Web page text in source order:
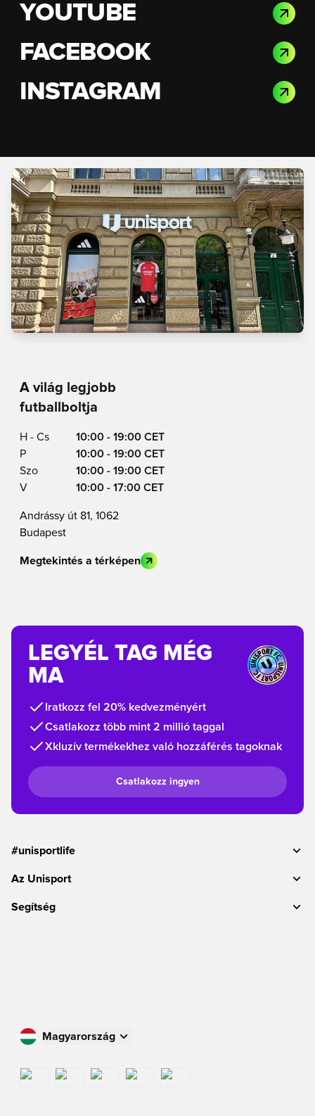
YOUTUBE
FACEBOOK
INSTAGRAM
A világ legjobb
futballboltja
H - Cs
10:00 - 19:00 CET
P
10:00 - 19:00 CET
Szo
10:00 - 19:00 CET
V
10:00 - 17:00 CET
Andrássy út 81, 1062
Budapest
Megtekintés a térképen
LEGYÉL TAG MÉG
MA
Iratkozz fel 20% kedvezményért
Csatlakozz több mint 2 millió taggal
Xkluzív termékekhez való hozzáférés tagoknak
Csatlakozz ingyen
#unisportlife
Az Unisport
Segítség
Magyarország